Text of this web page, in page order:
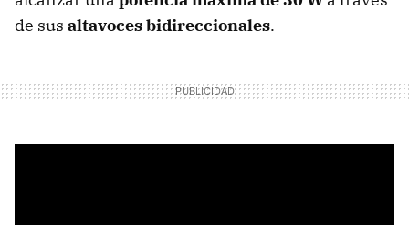
de sus altavoces bidireccionales.